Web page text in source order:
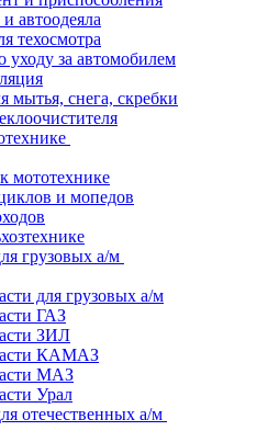
автоодеяла
техосмотра
уходу за автомобилем
мытья, снега, скребки
мототехнике
и мопедов
грузовых а/м
для грузовых а/м
ГАЗ
ЗИЛ
КАМАЗ
МАЗ
Урал
отечественных а/м